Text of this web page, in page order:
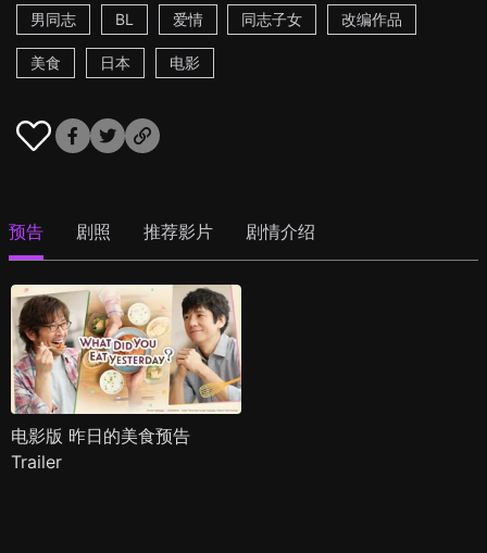
男同志
BL 爱情 同志子女 改编作品
美食 日本 电影
预告 剧照 推荐影片 剧情介绍
电影版 昨日的美食预告
Trailer